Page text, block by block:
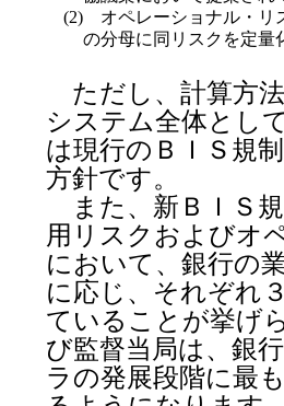
(2) オペレーショナル・リ
の分母に同リスクを定量
ただし、計算方
システム全体とし
は現行のＢＩＳ規
方針です。
また、新ＢＩＳ
用リスクおよびオ
において、銀行の
に応じ、それぞれ
ていることが挙げ
び監督当局は、銀
ラの発展段階に最